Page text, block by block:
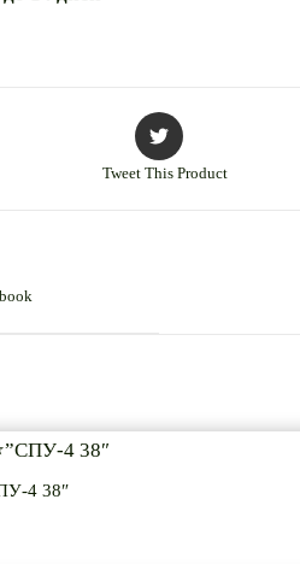
Tweet This Product
4 38″